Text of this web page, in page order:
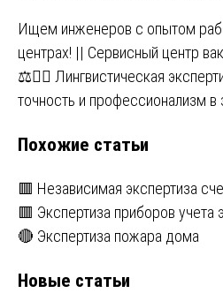
Навигация
по
записям
Ищем инженеров с опытом
центрах! || Сервисный центр
⚖️🕵️‍♂️ Лингвистическая
точность и профессионализм
Похожие статьи
🟥 Независимая экспертиза
🟥 Экспертиза приборов учета
🔴 Экспертиза пожара дома
Новые статьи